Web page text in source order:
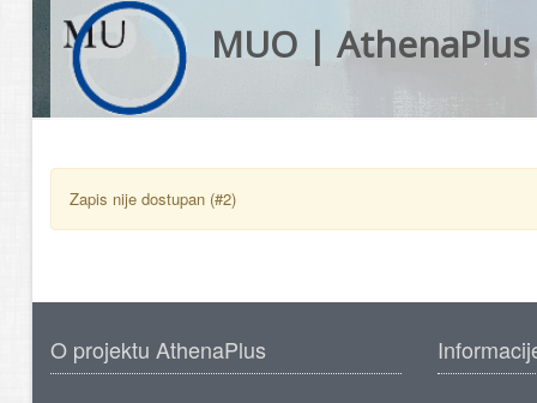
MUO | AthenaPlus
Zapis nije dostupan (#2)
O projektu AthenaPlus